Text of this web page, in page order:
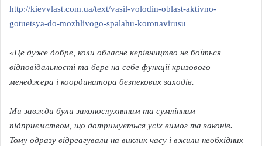
http://kievvlast.com.ua/text/vasil-volodin-oblast-aktivno-
gotuetsya-do-mozhlivogo-spalahu-koronavirusu
«Це дуже добре, коли обласне керівництво не боїться
відповідальності та бере на себе функції кризового
менеджера і координатора безпекових заходів.
Ми завжди були законослухняним та сумлінним
підприємством, що дотримується усіх вимог та законів.
Тому одразу відреагували на виклик часу і вжили необхідних